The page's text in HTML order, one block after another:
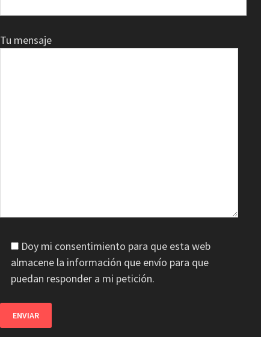
Tu mensaje
Doy mi consentimiento para que esta web
almacene la información que envío para que
puedan responder a mi petición.